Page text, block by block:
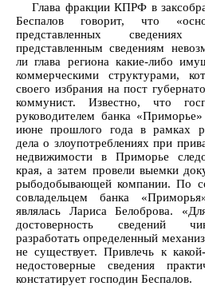
Глава фракции КПРФ в
Беспалов говорит, что
представленных
представленным сведениям
ли глава региона какие-либо
коммерческими структурами,
своего избрания на пост
коммунист. Известно, что
руководителем банка
июне прошлого года в рамках
дела о злоупотреблениях при
недвижимости в Приморье
края, а затем провели выемки
рыбодобывающей компании. По
совладельцем банка
являлась Лариса Белоброва.
достоверность сведений
разработать определенный
не существует. Привлечь к
недостоверные сведения
констатирует господин Беспалов.